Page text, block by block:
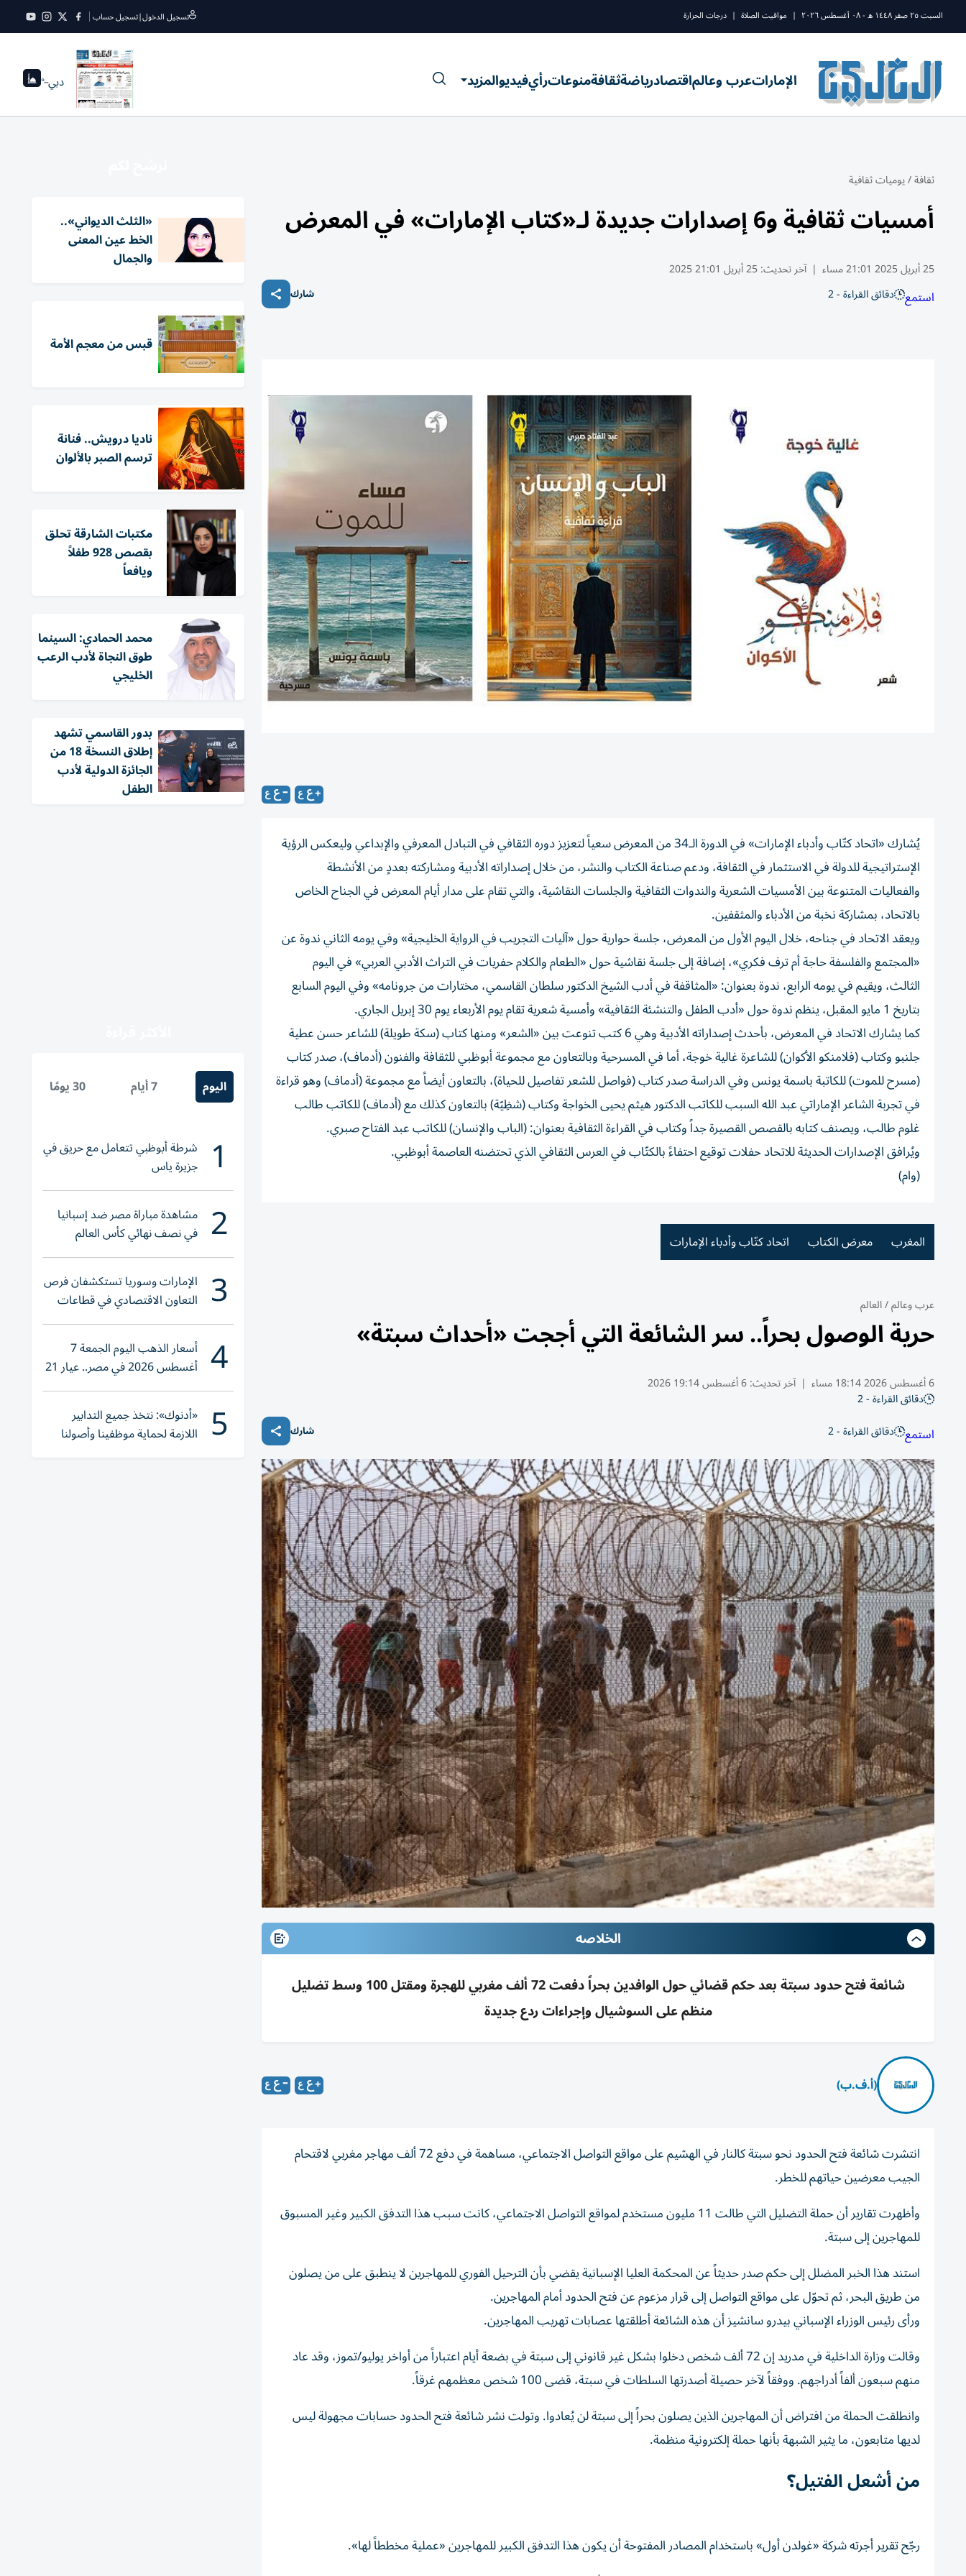
السبت ٢٥ صفر ١٤٤٨ ه - ٠٨ أغسطس ٢٠٢٦ | مواقيت الصلاة | درجات الحرارة تسجيل الدخول|تسجيل حساب
الإماراتعرب وعالماقتصادرياضةثقافةمنوعاترأيفيديوالمزيد دبي--°
ثقافة/يوميات ثقافية
أمسيات ثقافية و6 إصدارات جديدة لـ«كتاب الإمارات» في المعرض
25 أبريل 2025 21:01 مساء | آخر تحديث:25 أبريل 21:01 2025
استمع دقائق القراءة - 2 شارك
يُشارك «اتحاد كتّاب وأدباء الإمارات» في الدورة الـ34 من المعرض سعياً لتعزيز دوره الثقافي في التبادل المعرفي والإبداعي وليعكس الرؤية
الإستراتيجية للدولة في الاستثمار في الثقافة، ودعم صناعة الكتاب والنشر، من خلال إصداراته الأدبية ومشاركته بعددٍ من الأنشطة
والفعاليات المتنوعة بين الأمسيات الشعرية والندوات الثقافية والجلسات النقاشية، والتي تقام على مدار أيام المعرض في الجناح الخاص
بالاتحاد، بمشاركة نخبة من الأدباء والمثقفين.
ويعقد الاتحاد في جناحه، خلال اليوم الأول من المعرض، جلسة حوارية حول «آليات التجريب في الرواية الخليجية» وفي يومه الثاني ندوة عن
«المجتمع والفلسفة حاجة أم ترف فكري»، إضافة إلى جلسة نقاشية حول «الطعام والكلام حفريات في التراث الأدبي العربي» في اليوم
الثالث، ويقيم في يومه الرابع، ندوة بعنوان: «المثاقفة في أدب الشيخ الدكتور سلطان القاسمي، مختارات من جرونامه» وفي اليوم السابع
بتاريخ 1 مايو المقبل، ينظم ندوة حول «أدب الطفل والتنشئة الثقافية» وأمسية شعرية تقام يوم الأربعاء يوم 30 إبريل الجاري.
كما يشارك الاتحاد في المعرض، بأحدث إصداراته الأدبية وهي 6 كتب تنوعت بين «الشعر» ومنها كتاب (سكة طويلة) للشاعر حسن عطية
جلنبو وكتاب (فلامنكو الأكوان) للشاعرة غالية خوجة، أما في المسرحية وبالتعاون مع مجموعة أبوظبي للثقافة والفنون (أدماف)، صدر كتاب
(مسرح للموت) للكاتبة باسمة يونس وفي الدراسة صدر كتاب (فواصل للشعر تفاصيل للحياة)، بالتعاون أيضاً مع مجموعة (أدماف) وهو قراءة
في تجربة الشاعر الإماراتي عبد الله السبب للكاتب الدكتور هيثم يحيى الخواجة وكتاب (شظِيّة) بالتعاون كذلك مع (أدماف) للكاتب طالب
غلوم طالب، ويصنف كتابه بالقصص القصيرة جداً وكتاب في القراءة الثقافية بعنوان: (الباب والإنسان) للكاتب عبد الفتاح صبري.
ويُرافق الإصدارات الحديثة للاتحاد حفلات توقيع احتفاءً بالكتّاب في العرس الثقافي الذي تحتضنه العاصمة أبوظبي.
(وام)
المغرب معرض الكتاب اتحاد كتّاب وأدباء الإمارات
عرب وعالم/العالم
حرية الوصول بحراً.. سر الشائعة التي أججت «أحداث سبتة»
6 أغسطس 2026 18:14 مساء | آخر تحديث:6 أغسطس 19:14 2026
دقائق القراءة - 2
استمع دقائق القراءة - 2 شارك
الخلاصه
شائعة فتح حدود سبتة بعد حكم قضائي حول الوافدين بحراً دفعت 72 ألف مغربي للهجرة ومقتل 100 وسط تضليل
منظم على السوشيال وإجراءات ردع جديدة
(أ.ف.ب)
انتشرت شائعة فتح الحدود نحو سبتة كالنار في الهشيم على مواقع التواصل الاجتماعي، مساهمة في دفع 72 ألف مهاجر مغربي لاقتحام
الجيب معرضين حياتهم للخطر.
وأظهرت تقارير أن حملة التضليل التي طالت 11 مليون مستخدم لمواقع التواصل الاجتماعي، كانت سبب هذا التدفق الكبير وغير المسبوق
للمهاجرين إلى سبتة.
استند هذا الخبر المضلل إلى حكم صدر حديثاً عن المحكمة العليا الإسبانية يقضي بأن الترحيل الفوري للمهاجرين لا ينطبق على من يصلون
من طريق البحر، ثم تحوّل على مواقع التواصل إلى قرار مزعوم عن فتح الحدود أمام المهاجرين.
ورأى رئيس الوزراء الإسباني بيدرو سانشيز أن هذه الشائعة أطلقتها عصابات تهريب المهاجرين.
وقالت وزارة الداخلية في مدريد إن 72 ألف شخص دخلوا بشكل غير قانوني إلى سبتة في بضعة أيام اعتباراً من أواخر يوليو/تموز، وقد عاد
منهم سبعون ألفاً أدراجهم. ووفقاً لآخر حصيلة أصدرتها السلطات في سبتة، قضى 100 شخص معظمهم غرقاً.
وانطلقت الحملة من افتراض أن المهاجرين الذين يصلون بحراً إلى سبتة لن يُعادوا. وتولت نشر شائعة فتح الحدود حسابات مجهولة ليس
لديها متابعون، ما يثير الشبهة بأنها حملة إلكترونية منظمة.
من أشعل الفتيل؟
رجّح تقرير أجرته شركة «غولدن أول» باستخدام المصادر المفتوحة أن يكون هذا التدفق الكبير للمهاجرين «عملية مخططاً لها».
«الثلث الديواني»..
الخط عين المعنى
والجمال
قبس من معجم الأمة
ناديا درويش.. فنانة
ترسم الصبر بالألوان
مكتبات الشارقة تحلق
بقصص 928 طفلاً
ويافعاً
محمد الحمادي: السينما
طوق النجاة لأدب الرعب
الخليجي
بدور القاسمي تشهد
إطلاق النسخة 18 من
الجائزة الدولية لأدب
الطفل
اليوم 7 أيام 30 يومًا
1 شرطة أبوظبي تتعامل مع حريق في
جزيرة ياس
2 مشاهدة مباراة مصر ضد إسبانيا
في نصف نهائي كأس العالم
لناشئات اليد 2026
3 الإمارات وسوريا تستكشفان فرص
التعاون الاقتصادي في قطاعات
حيوية
4 أسعار الذهب اليوم الجمعة 7
أغسطس 2026 في مصر.. عيار 21
يقترب من هذا الرقم
5 «أدنوك»: نتخذ جميع التدابير
اللازمة لحماية موظفينا وأصولنا